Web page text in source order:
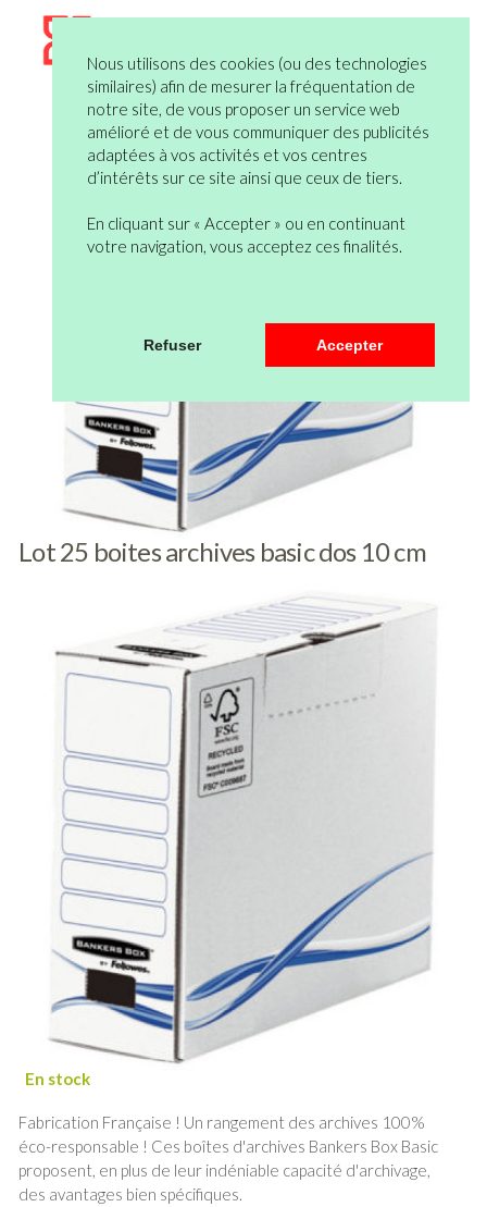
Nous utilisons des cookies (ou des technologies
similaires) afin de mesurer la fréquentation de
notre site, de vous proposer un service web
amélioré et de vous communiquer des publicités
adaptées à vos activités et vos centres
d’intérêts sur ce site ainsi que ceux de tiers.
En cliquant sur « Accepter » ou en continuant
votre navigation, vous acceptez ces finalités.
Refuser Accepter
Lot 25 boites archives basic dos 10 cm
Fabrication Française ! Un rangement des archives 100%
éco-responsable ! Ces boîtes d'archives Bankers Box Basic
proposent, en plus de leur indéniable capacité d'archivage,
des avantages bien spécifiques.